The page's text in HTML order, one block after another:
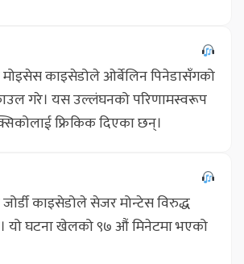
काइसेडोले ओर्बेलिन पिनेडासँगको
गरे। यस उल्लंघनको परिणामस्वरूप
फ्रिकिक दिएका छन्।
काइसेडोले सेजर मोन्टेस विरुद्ध
यो घटना खेलको ९७ औं मिनेटमा भएको